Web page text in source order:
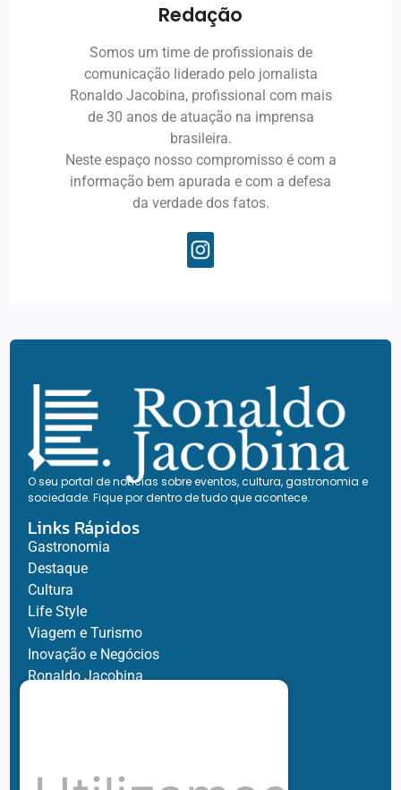
Redação
Somos um time de profissionais de
comunicação liderado pelo jornalista
Ronaldo Jacobina, profissional com mais
de 30 anos de atuação na imprensa
brasileira.
Neste espaço nosso compromisso é com a
informação bem apurada e com a defesa
da verdade dos fatos.
O seu portal de notícias sobre eventos, cultura, gastronomia e
sociedade. Fique por dentro de tudo que acontece.
Links Rápidos
Gastronomia
Destaque
Cultura
Life Style
Viagem e Turismo
Inovação e Negócios
Ronaldo Jacobina
Hubnexxo